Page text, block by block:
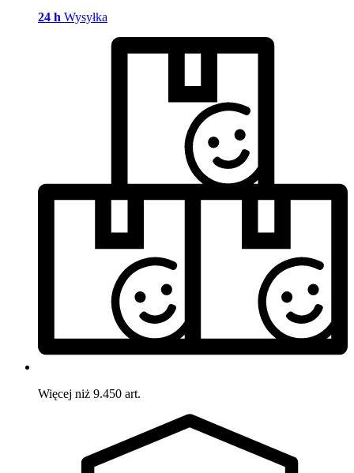
24 h Wysyłka
Więcej niż 9.450 art.